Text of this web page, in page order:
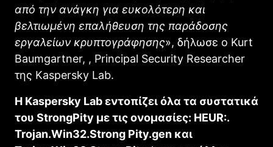
από την ανάγκη για ευκολότερη και
βελτιωμένη επαλήθευση της παράδοσης
εργαλείων κρυπτογράφησης», δήλωσε ο Kurt
Baumgartner, , Principal Security Researcher
της Kaspersky Lab.
Η Kaspersky Lab εντοπίζει όλα τα συστατικά
του StrongPity με τις ονομασίες: HEUR:.
Trojan.Win32.Strong Pity.gen και